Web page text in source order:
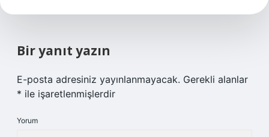
Bir yanıt yazın
E-posta adresiniz yayınlanmayacak. Gerekli alanlar
* ile işaretlenmişlerdir
Yorum